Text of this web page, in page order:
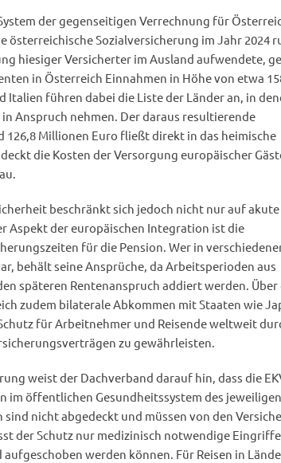
der gegenseitigen Verrechnung für
Sozialversicherung im Jahr 2024
hiesiger Versicherter im Ausland aufwendete,
in Österreich Einnahmen in Höhe von etwa
Italien führen dabei die Liste der Länder an, in
Anspruch nehmen. Der daraus resultierende
126,8 Millionen Euro fließt direkt in das heimische
die Kosten der Versorgung europäischer
beschränkt sich jedoch nicht nur auf akute
Aspekt der europäischen Integration ist die
für die Pension. Wer in
behält seine Ansprüche, da Arbeitsperioden aus
späteren Rentenanspruch addiert werden. Über
zudem bilaterale Abkommen mit Staaten wie
für Arbeitnehmer und Reisende weltweit
zu gewährleisten.
weist der Dachverband darauf hin, dass die
im öffentlichen Gesundheitssystem des
nicht abgedeckt und müssen von den
der Schutz nur medizinisch notwendige
werden können. Für Reisen in